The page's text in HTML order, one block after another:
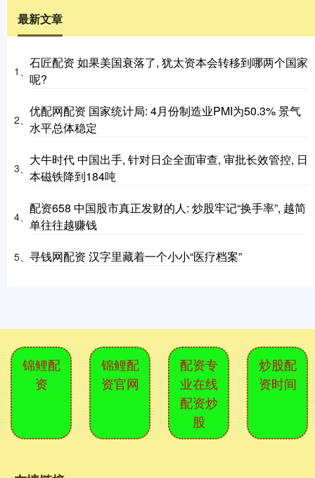
最新文章
1、
石匠配资 如果美国衰落了, 犹太资本会转移到哪两个国家
呢?
2、
优配网配资 国家统计局: 4月份制造业PMI为50.3% 景气
水平总体稳定
3、
大牛时代 中国出手, 针对日企全面审查, 审批长效管控, 日
本磁铁降到184吨
4、
配资658 中国股市真正发财的人: 炒股牢记“换手率”, 越简
单往往越赚钱
5、 寻钱网配资 汉字里藏着一个小小“医疗档案”
锦鲤配
资
锦鲤配
资官网
配资专
业在线
配资炒
股
炒股配
资时间